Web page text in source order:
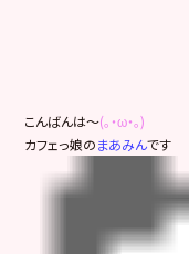
こんばんは～(｡・ω・｡)
カフェっ娘のまあみんです